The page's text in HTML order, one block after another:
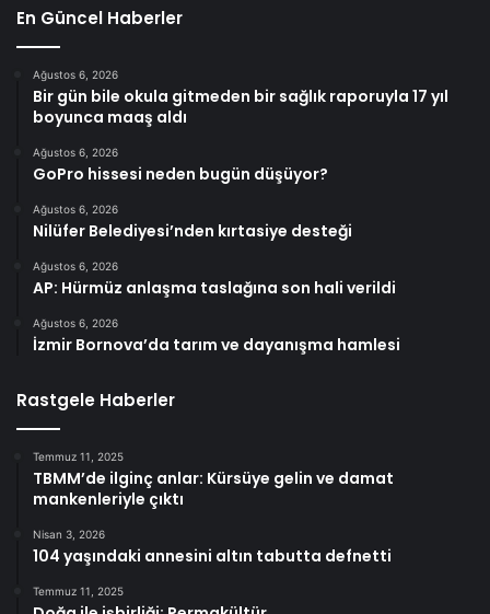
En Güncel Haberler
Ağustos 6, 2026
Bir gün bile okula gitmeden bir sağlık raporuyla 17 yıl
boyunca maaş aldı
Ağustos 6, 2026
GoPro hissesi neden bugün düşüyor?
Ağustos 6, 2026
Nilüfer Belediyesi’nden kırtasiye desteği
Ağustos 6, 2026
AP: Hürmüz anlaşma taslağına son hali verildi
Ağustos 6, 2026
İzmir Bornova’da tarım ve dayanışma hamlesi
Rastgele Haberler
Temmuz 11, 2025
TBMM’de ilginç anlar: Kürsüye gelin ve damat
mankenleriyle çıktı
Nisan 3, 2026
104 yaşındaki annesini altın tabutta defnetti
Temmuz 11, 2025